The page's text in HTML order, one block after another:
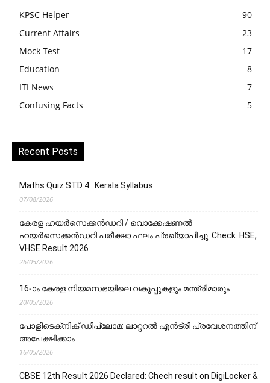
KPSC Helper
90
Current Affairs
23
Mock Test
17
Education
8
ITI News
7
Confusing Facts
5
Recent Posts
Maths Quiz STD 4 : Kerala Syllabus
07/08/2026
കേരള ഹയർസെക്കൻഡറി / വൊക്കേഷണൽ
ഹയർസെക്കൻഡറി പരീക്ഷാ ഫലം പ്രഖ്യാപിച്ചു. Check HSE,
VHSE Result 2026
26/05/2026
16-ാം കേരള നിയമസഭയിലെ വകുപ്പുകളും മന്ത്രിമാരും
20/05/2026
പോളിടെക്‌നിക് ഡിപ്ലോമ: ലാറ്ററൽ എൻട്രി പ്രവേശനത്തിന്
അപേക്ഷിക്കാം
16/05/2026
CBSE 12th Result 2026 Declared: Chech result on DigiLocker &